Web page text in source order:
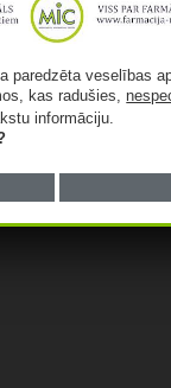
paredzēta veselības
kas radušies,
informāciju.